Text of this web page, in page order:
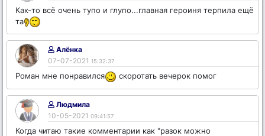
Как-то всё очень тупо и глупо...главная героиня терпила ещё
та
Алёнка
07-07-2021 15:32:37
Роман мне понравился скоротать вечерок помог
Людмила
10-05-2021 09:41:57
Когда читаю такие комментарии как "разок можно